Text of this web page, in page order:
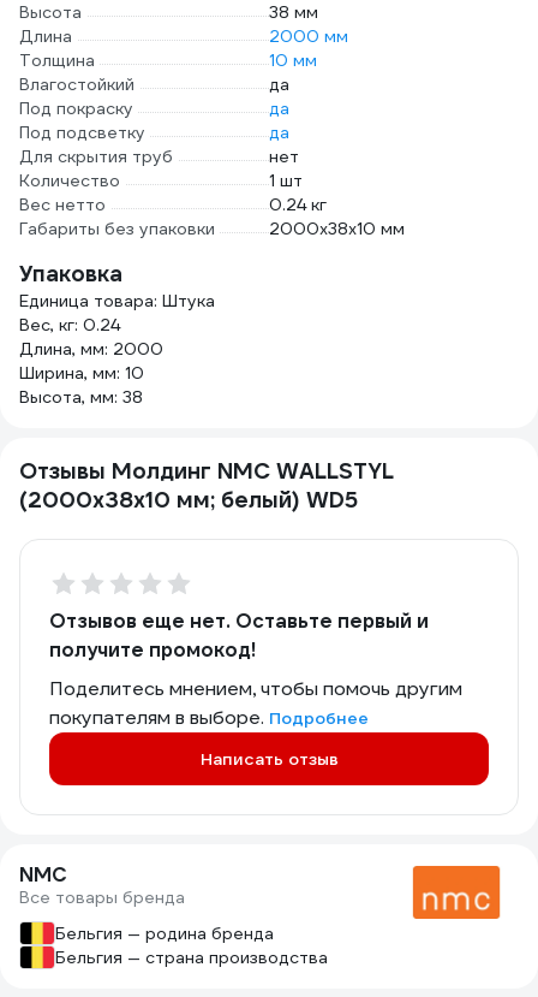
Высота
38 мм
Длина
2000 мм
Толщина
10 мм
Влагостойкий
да
Под покраску
да
Под подсветку
да
Для скрытия труб
нет
Количество
1 шт
Вес нетто
0.24 кг
Габариты без упаковки
2000х38х10 мм
Упаковка
Единица товара: Штука
Вес, кг: 0.24
Длина, мм: 2000
Ширина, мм: 10
Высота, мм: 38
Отзывы Молдинг NMC WALLSTYL
(2000х38х10 мм; белый) WD5
Отзывов еще нет. Оставьте первый и
получите промокод!
Поделитесь мнением, чтобы помочь другим
покупателям в выборе. Подробнее
Написать отзыв
NMC
Все товары бренда
Бельгия — родина бренда
Бельгия — страна производства